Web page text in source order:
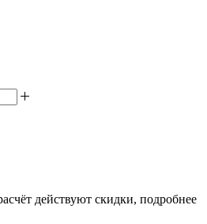
действуют скидки, подробнее